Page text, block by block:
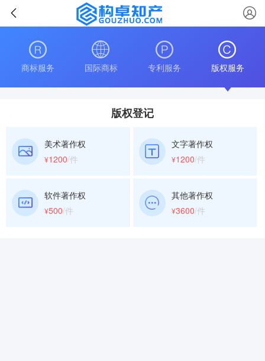
商标服务 国际商标 专利服务 版权服务
版权登记
美术著作权
¥1200/件
文字著作权
¥1200/件
软件著作权
¥500/件
其他著作权
¥3600/件